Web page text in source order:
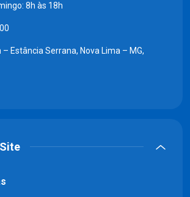
8h às 18h
– Estância Serrana, Nova Lima – MG,